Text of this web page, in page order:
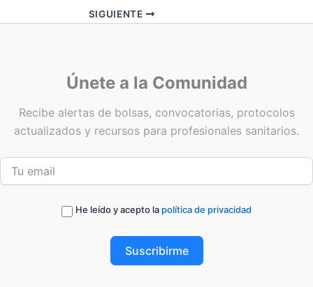
SIGUIENTE
Únete a la Comunidad
Recibe alertas de bolsas, convocatorias, protocolos
actualizados y recursos para profesionales sanitarios.
He leído y acepto la política de privacidad
Suscribirme